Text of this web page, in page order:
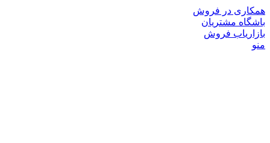
همکاری در فروش
باشگاه مشتریان
بازاریاب فروش
منو